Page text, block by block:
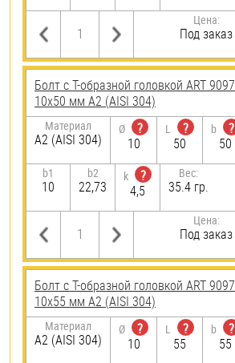
Цена:
Под заказ
Болт с Т-образной головкой ART 9097
10х50 мм А2 (AISI 304)
Материал
А2 (AISI 304)
Ø
?
10
L
?
50
b
?
50
b1
10
b2
22,73
k
?
4,5
Вес:
35.4 гр.
Цена:
Под заказ
Болт с Т-образной головкой ART 9097
10х55 мм А2 (AISI 304)
Материал
А2 (AISI 304)
Ø
?
10
L
?
55
b
?
55